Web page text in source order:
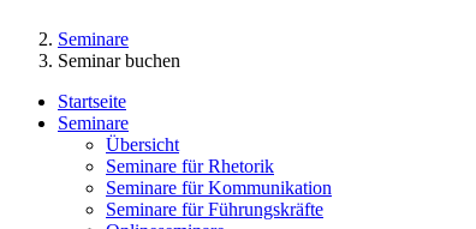
Seminare
Seminar buchen
Startseite
Seminare
Übersicht
Seminare für Rhetorik
Seminare für Kommunikation
Seminare für Führungskräfte